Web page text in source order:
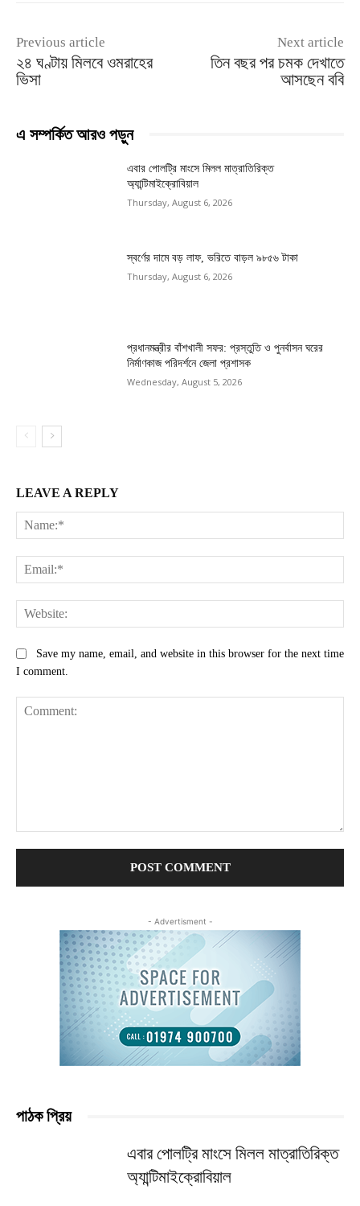
Previous article
২৪ ঘণ্টায় মিলবে ওমরাহের
ভিসা
Next article
তিন বছর পর চমক দেখাতে
আসছেন ববি
এ সম্পর্কিত আরও পড়ুন
এবার পোলট্রি মাংসে মিলল মাত্রাতিরিক্ত
অ্যান্টিমাইক্রোবিয়াল
Thursday, August 6, 2026
স্বর্ণের দামে বড় লাফ, ভরিতে বাড়ল ৯৮৫৬ টাকা
Thursday, August 6, 2026
প্রধানমন্ত্রীর বাঁশখালী সফর: প্রস্তুতি ও পুনর্বাসন ঘরের
নির্মাণকাজ পরিদর্শনে জেলা প্রশাসক
Wednesday, August 5, 2026
LEAVE A REPLY
Save my name, email, and website in this browser for the next time
I comment.
- Advertisment -
পাঠক প্রিয়
এবার পোলট্রি মাংসে মিলল মাত্রাতিরিক্ত
অ্যান্টিমাইক্রোবিয়াল